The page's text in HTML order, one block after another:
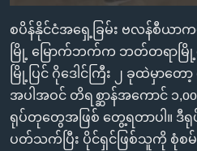
စပိန်နိုင်ငံအရှေ့ခြမ်း ဗလန်စီယာက
မြို့ မြောက်ဘက်က ဘတ်တရာမြို့
မြို့ပြင် ဂိုဒေါင်ကြီး ၂ ခုထဲမှာတော့
အပါအဝင် တိရစ္ဆာန်အကောင် ၁
ရုပ်တုတွေအဖြစ် တွေ့ရတာပါ။ ဒီ
ပတ်သက်ပြီး ပိုင်ရှင်ဖြစ်သူကို စုံစမ်